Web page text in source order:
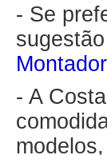
- Se
- A